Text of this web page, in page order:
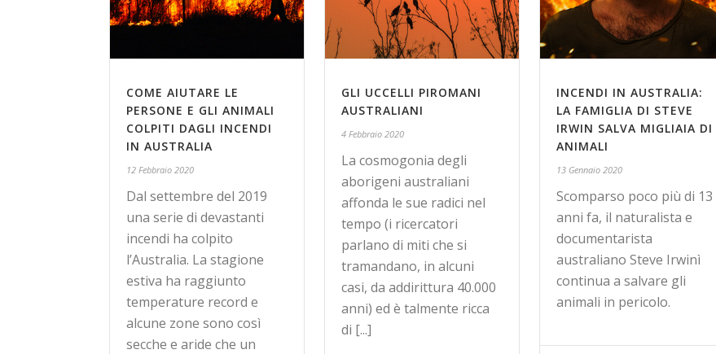
COME AIUTARE LE
PERSONE E GLI ANIMALI
COLPITI DAGLI INCENDI
IN AUSTRALIA
12 Febbraio 2020
Dal settembre del 2019
una serie di devastanti
incendi ha colpito
l’Australia. La stagione
estiva ha raggiunto
temperature record e
alcune zone sono così
secche e aride che un
GLI UCCELLI PIROMANI
AUSTRALIANI
4 Febbraio 2020
La cosmogonia degli
aborigeni australiani
affonda le sue radici nel
tempo (i ricercatori
parlano di miti che si
tramandano, in alcuni
casi, da addirittura 40.000
anni) ed è talmente ricca
di [...]
INCENDI IN AUSTRALIA:
LA FAMIGLIA DI STEVE
IRWIN SALVA MIGLIAIA DI
ANIMALI
13 Gennaio 2020
Scomparso poco più di 13
anni fa, il naturalista e
documentarista
australiano Steve Irwinì
continua a salvare gli
animali in pericolo.